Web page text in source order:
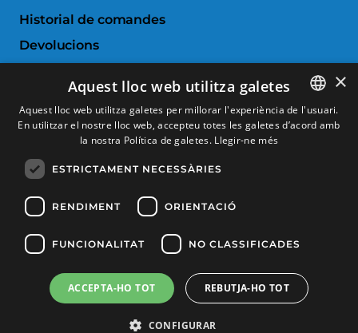
Historial de comandes
Devolucions
Comparar productes
SERVEI AL CLIENT
Condicions de Compra
Canvis i devolucions
Formes de pagament
Copyright © 2025, Tècnic Esports, Tots els drets reservats
SPANISH
×
Aquest lloc web utilitza galetes
Aquest lloc web utilitza galetes per millorar l'experiència de l'usuari.
En utilitzar el nostre lloc web, accepteu totes les galetes d’acord amb
la nostra Política de galetes. Llegir-ne més
ESTRICTAMENT NECESSÀRIES
RENDIMENT ORIENTACIÓ
FUNCIONALITAT NO CLASSIFICADES
ACCEPTA-HO TOT REBUTJA-HO TOT
CONFIGURAR